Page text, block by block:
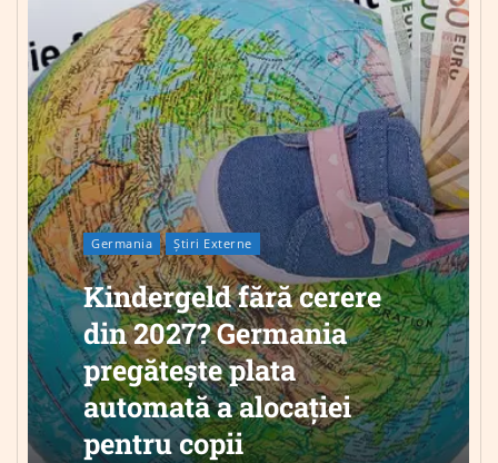
Germania Știri Externe
Kindergeld fără cerere
din 2027? Germania
pregătește plata
automată a alocației
pentru copii